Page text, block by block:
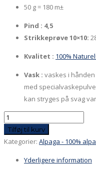
50 g = 180 m±
Pind : 4,5
Strikkeprøve 10×10:
Kvalitet : 100%
Vask : vaskes i
med
kan stryges på svag
Alpaca
Mørkeblå
Tilføj til kurv
Kategorier: Alpaga - 100%
Yderligere information